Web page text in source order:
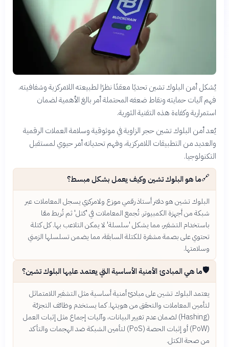
يُشكل أمن البلوك تشين تحديًا معقدًا نظرًا لطبيعته اللامركزية وشفافيته.
فهم آليات حمايته ونقاط ضعفه المحتملة أمر بالغ الأهمية لضمان
استمرارية وكفاءة هذه التقنية الثورية.
يُعد أمن البلوك تشين حجر الزاوية في موثوقية وسلامة العملات الرقمية
والعديد من التطبيقات اللامركزية، وفهم تحدياته أمر حيوي لمستقبل
التكنولوجيا.
🔗ما هو البلوك تشين وكيف يعمل بشكل مبسط؟
البلوك تشين هو دفتر أستاذ رقمي موزع ولامركزي يسجل المعاملات عبر
شبكة من أجهزة الكمبيوتر. تُجمع المعاملات في 'كتل' ثم تُربط معًا
باستخدام التشفير، مما يشكل 'سلسلة' لا يمكن التلاعب بها. كل كتلة
تحتوي على بصمة مشفرة للكتلة السابقة، مما يضمن تسلسلها الزمني
وسلامتها.
🛡️ما هي المبادئ الأمنية الأساسية التي يعتمد عليها البلوك تشين؟
يعتمد البلوك تشين على مبادئ أمنية أساسية مثل التشفير اللامتماثل
لتأمين المعاملات والتحقق من هويتها. كما يستخدم وظائف التجزئة
(Hashing) لضمان عدم تغيير البيانات، وآليات إجماع مثل إثبات العمل
(PoW) أو إثبات الحصة (PoS) لتأمين الشبكة ضد الهجمات والتأكد
من صحة الكتل.